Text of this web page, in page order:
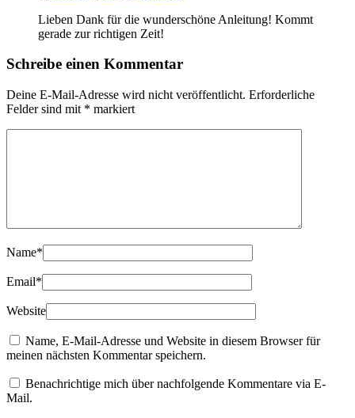
Lieben Dank für die wunderschöne Anleitung! Kommt
gerade zur richtigen Zeit!
Schreibe einen Kommentar
Deine E-Mail-Adresse wird nicht veröffentlicht. Erforderliche
Felder sind mit * markiert
Name*
Email*
Website
Name, E-Mail-Adresse und Website in diesem Browser für
meinen nächsten Kommentar speichern.
Benachrichtige mich über nachfolgende Kommentare via E-
Mail.